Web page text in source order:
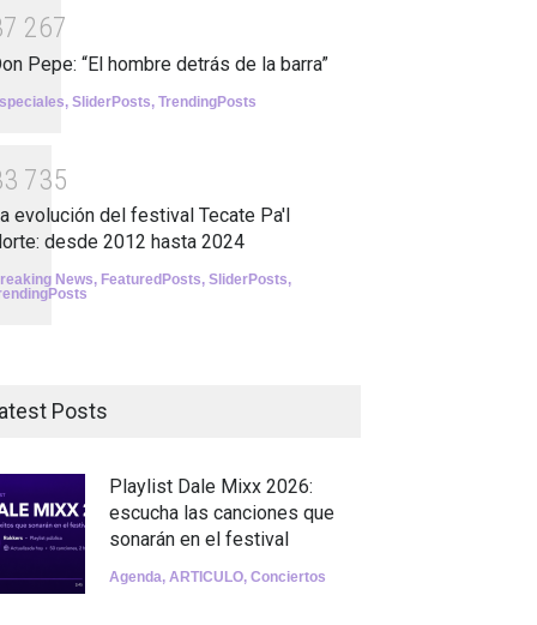
7 267
Pepe: “El hombre detrás de la barra”
, SliderPosts, TrendingPosts
3 735
evolución del festival Tecate Pa'l
desde 2012 hasta 2024
News, FeaturedPosts, SliderPosts,
Posts
Playlist Dale Mixx 2026:
escucha las canciones que
sonarán en el festival
Agenda, ARTICULO, Conciertos